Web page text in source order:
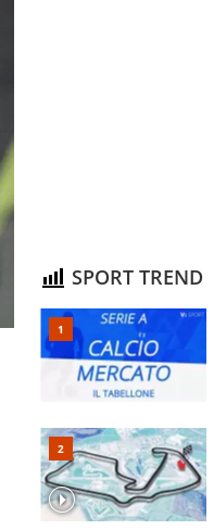
SPORT TREND